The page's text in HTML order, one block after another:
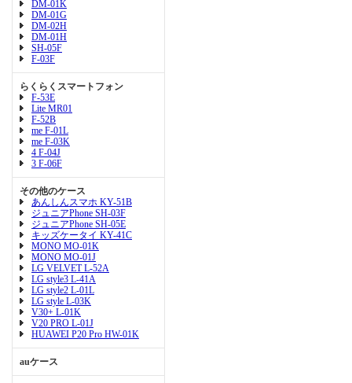
DM-01K
DM-01G
DM-02H
DM-01H
SH-05F
F-03F
らくらくスマートフォン
F-53E
Lite MR01
F-52B
me F-01L
me F-03K
4 F-04J
3 F-06F
その他のケース
あんしんスマホ KY-51B
ジュニアPhone SH-03F
ジュニアPhone SH-05E
キッズケータイ KY-41C
MONO MO-01K
MONO MO-01J
LG VELVET L-52A
LG style3 L-41A
LG style2 L-01L
LG style L-03K
V30+ L-01K
V20 PRO L-01J
HUAWEI P20 Pro HW-01K
auケース